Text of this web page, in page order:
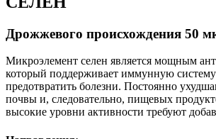
Дрожжевого происхождения 50
Микроэлемент селен является мощным
который поддерживает иммунную
предотвратить болезни. Постоянно
почвы и, следовательно, пищевых
высокие уровни активности требуют